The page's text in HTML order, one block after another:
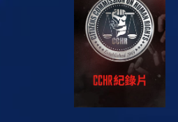
觀看